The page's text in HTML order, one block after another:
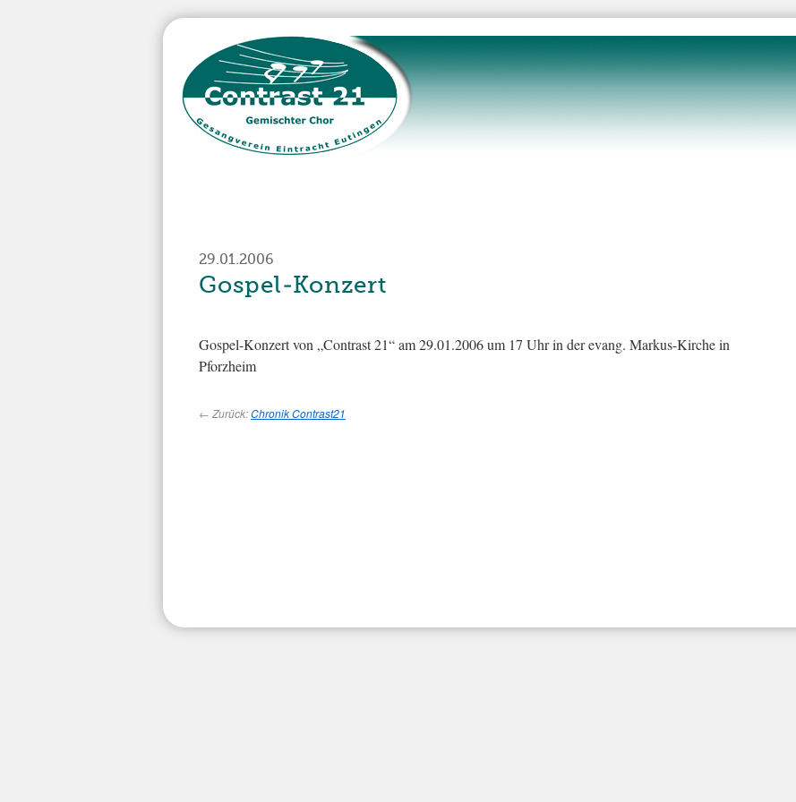
29.01.2006
Gospel-Konzert
Gospel-Konzert von „Con­trast 21“ am 29.01.2006 um 17 Uhr in der evang. Markus-Kirche in
Pforzheim
← Zurück:Chronik Contrast21